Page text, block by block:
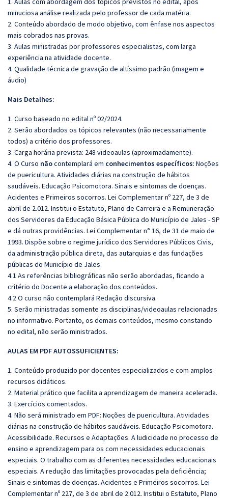
minuciosa análise realizada pelo professor de cada matéria.
2. Conteúdo abordado de modo objetivo, com ênfase nos aspectos
mais cobrados nas provas.
3. Aulas ministradas por professores especialistas, com larga
experiência na atividade docente.
4. Qualidade técnica de gravação de altíssimo padrão (imagem e
áudio)
Mais Detalhes:
1. Curso baseado no edital nº 02/2024.
2. Serão abordados os tópicos relevantes (não necessariamente
todos) a critério dos professores.
3. Carga horária prevista: 248 videoaulas (aproximadamente).
4. O Curso nãocontemplará em conhecimentos específicos: Noções
de puericultura. Atividades diárias na construção de hábitos
saudáveis. Educação Psicomotora. Sinais e sintomas de doenças.
Acidentes e Primeiros socorros. Lei Complementar nº 227, de 3 de
abril de 2.012. Institui o Estatuto, Plano de Carreira e a Remuneração
dos Servidores da Educação Básica Pública do Município de Jales - SP
e dá outras providências. Lei Complementar n° 16, de 31 de maio de
1993. Dispõe sobre o regime jurídico dos Servidores Públicos Civis,
da administração pública direta, das autarquias e das fundações
públicas do Município de Jales.
4.1 As referências bibliográficas não serão abordadas, ficando a
critério do Docente a elaboração dos conteúdos.
4.2 O curso não contemplará Redação discursiva.
5. Serão ministradas somente as disciplinas/videoaulas relacionadas
no informativo. Portanto, os demais conteúdos, mesmo constando
no edital, não serão ministrados.
AULAS EM PDF AUTOSSUFICIENTES:
1. Conteúdo produzido por docentes especializados e com amplos
recursos didáticos.
2. Material prático que facilita a aprendizagem de maneira acelerada.
3. Exercícios comentados.
4. Não será ministrado em PDF: Noções de puericultura. Atividades
diárias na construção de hábitos saudáveis. Educação Psicomotora.
Acessibilidade. Recursos e Adaptações. A ludicidade no processo de
ensino e aprendizagem para os com necessidades educacionais
especiais. O trabalho com as diferentes necessidades educacionais
especiais. A redução das limitações provocadas pela deficiência;
Sinais e sintomas de doenças. Acidentes e Primeiros socorros. Lei
Complementar nº 227, de 3 de abril de 2.012. Institui o Estatuto, Plano